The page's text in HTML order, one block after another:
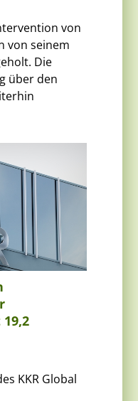
von
von seinem
Die
über den
KKR Global